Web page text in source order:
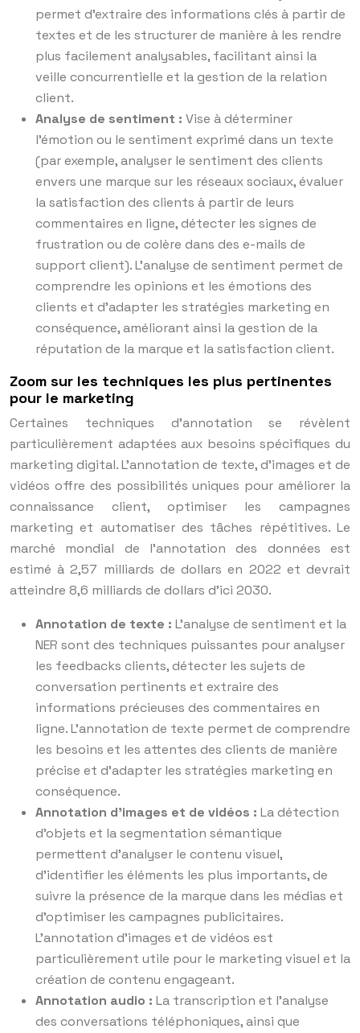
permet d’extraire des informations clés à partir de
textes et de les structurer de manière à les rendre
plus facilement analysables, facilitant ainsi la
veille concurrentielle et la gestion de la relation
client.
Analyse de sentiment : Vise à déterminer
l’émotion ou le sentiment exprimé dans un texte
(par exemple, analyser le sentiment des clients
envers une marque sur les réseaux sociaux, évaluer
la satisfaction des clients à partir de leurs
commentaires en ligne, détecter les signes de
frustration ou de colère dans des e-mails de
support client). L’analyse de sentiment permet de
comprendre les opinions et les émotions des
clients et d’adapter les stratégies marketing en
conséquence, améliorant ainsi la gestion de la
réputation de la marque et la satisfaction client.
Zoom sur les techniques les plus pertinentes
pour le marketing
Certaines techniques d’annotation se révèlent
particulièrement adaptées aux besoins spécifiques du
marketing digital. L’annotation de texte, d’images et de
vidéos offre des possibilités uniques pour améliorer la
connaissance client, optimiser les campagnes
marketing et automatiser des tâches répétitives. Le
marché mondial de l’annotation des données est
estimé à 2,57 milliards de dollars en 2022 et devrait
atteindre 8,6 milliards de dollars d’ici 2030.
Annotation de texte : L’analyse de sentiment et la
NER sont des techniques puissantes pour analyser
les feedbacks clients, détecter les sujets de
conversation pertinents et extraire des
informations précieuses des commentaires en
ligne. L’annotation de texte permet de comprendre
les besoins et les attentes des clients de manière
précise et d’adapter les stratégies marketing en
conséquence.
Annotation d’images et de vidéos : La détection
d’objets et la segmentation sémantique
permettent d’analyser le contenu visuel,
d’identifier les éléments les plus importants, de
suivre la présence de la marque dans les médias et
d’optimiser les campagnes publicitaires.
L’annotation d’images et de vidéos est
particulièrement utile pour le marketing visuel et la
création de contenu engageant.
Annotation audio : La transcription et l’analyse
des conversations téléphoniques, ainsi que